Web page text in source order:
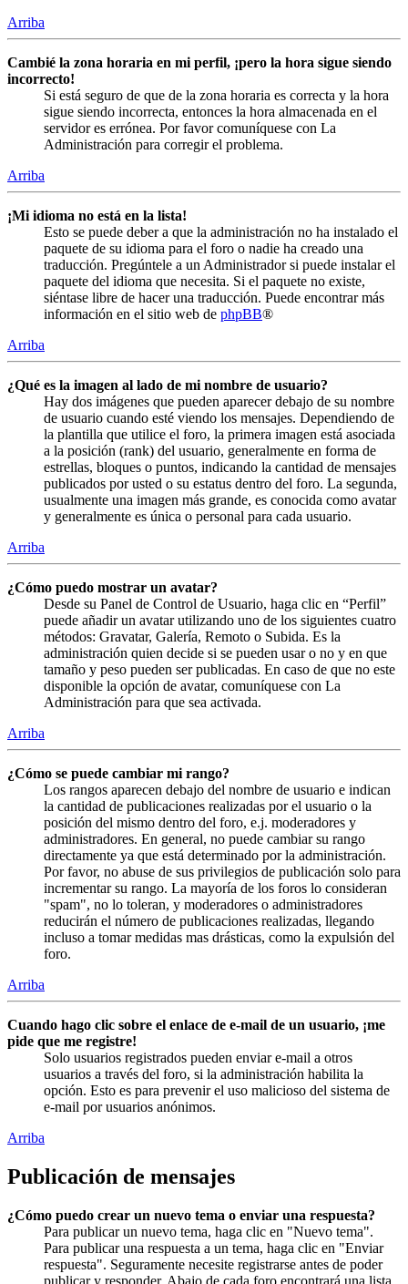
Arriba
Cambié la zona horaria en mi perfil, ¡pero la hora sigue siendo
incorrecto!
Si está seguro de que de la zona horaria es correcta y la hora
sigue siendo incorrecta, entonces la hora almacenada en el
servidor es errónea. Por favor comuníquese con La
Administración para corregir el problema.
Arriba
¡Mi idioma no está en la lista!
Esto se puede deber a que la administración no ha instalado el
paquete de su idioma para el foro o nadie ha creado una
traducción. Pregúntele a un Administrador si puede instalar el
paquete del idioma que necesita. Si el paquete no existe,
siéntase libre de hacer una traducción. Puede encontrar más
información en el sitio web de phpBB®
Arriba
¿Qué es la imagen al lado de mi nombre de usuario?
Hay dos imágenes que pueden aparecer debajo de su nombre
de usuario cuando esté viendo los mensajes. Dependiendo de
la plantilla que utilice el foro, la primera imagen está asociada
a la posición (rank) del usuario, generalmente en forma de
estrellas, bloques o puntos, indicando la cantidad de mensajes
publicados por usted o su estatus dentro del foro. La segunda,
usualmente una imagen más grande, es conocida como avatar
y generalmente es única o personal para cada usuario.
Arriba
¿Cómo puedo mostrar un avatar?
Desde su Panel de Control de Usuario, haga clic en “Perfil”
puede añadir un avatar utilizando uno de los siguientes cuatro
métodos: Gravatar, Galería, Remoto o Subida. Es la
administración quien decide si se pueden usar o no y en que
tamaño y peso pueden ser publicadas. En caso de que no este
disponible la opción de avatar, comuníquese con La
Administración para que sea activada.
Arriba
¿Cómo se puede cambiar mi rango?
Los rangos aparecen debajo del nombre de usuario e indican
la cantidad de publicaciones realizadas por el usuario o la
posición del mismo dentro del foro, e.j. moderadores y
administradores. En general, no puede cambiar su rango
directamente ya que está determinado por la administración.
Por favor, no abuse de sus privilegios de publicación solo para
incrementar su rango. La mayoría de los foros lo consideran
"spam", no lo toleran, y moderadores o administradores
reducirán el número de publicaciones realizadas, llegando
incluso a tomar medidas mas drásticas, como la expulsión del
foro.
Arriba
Cuando hago clic sobre el enlace de e-mail de un usuario, ¡me
pide que me registre!
Solo usuarios registrados pueden enviar e-mail a otros
usuarios a través del foro, si la administración habilita la
opción. Esto es para prevenir el uso malicioso del sistema de
e-mail por usuarios anónimos.
Arriba
Publicación de mensajes
¿Cómo puedo crear un nuevo tema o enviar una respuesta?
Para publicar un nuevo tema, haga clic en "Nuevo tema".
Para publicar una respuesta a un tema, haga clic en "Enviar
respuesta". Seguramente necesite registrarse antes de poder
publicar y responder. Abajo de cada foro encontrará una lista